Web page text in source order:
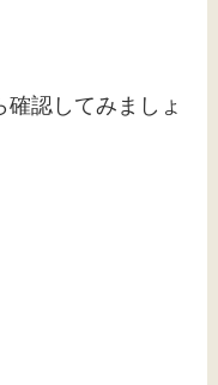
認してみましょ